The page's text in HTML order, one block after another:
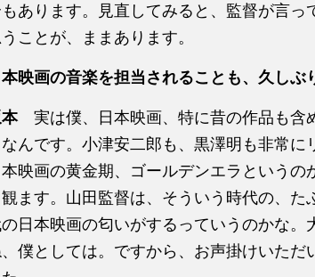
あります。見直してみると、監督が言っ
ことが、ままあります。
本映画の音楽を担当されることも、久しぶ
本 実は僕、日本映画、特に昔の作品も含
なんです。小津安二郎も、黒澤明も非常
本映画の黄金期、ゴールデンエラというの
観ます。山田監督は、そういう時代の、
日本映画の匂いがするっていうのかな。
僕としては。ですから、お声掛けいた